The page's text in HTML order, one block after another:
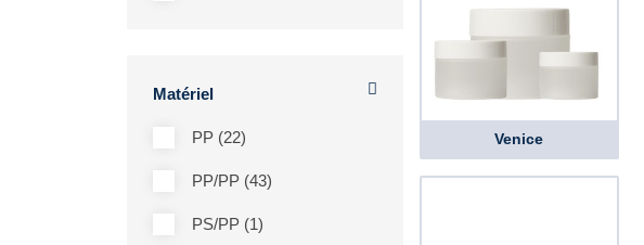
Matériel
PP (22)
PP/PP (43)
PS/PP (1)
Venice